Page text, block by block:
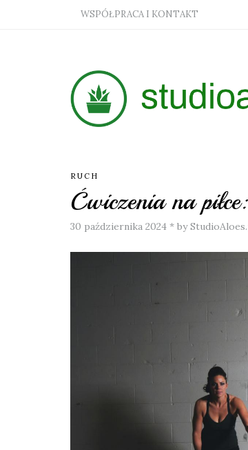
WSPÓŁPRACA I KONTAKT
RUCH
Ćwiczenia na
30 października 2024 * by